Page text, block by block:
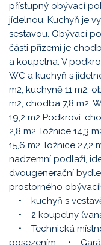
přístupný obývací
jídelnou. Kuchyň je
sestavou. Obývací
části přízemí je
a koupelna. V
WC a kuchyň s
m2, kuchyně 11 m2,
m2, chodba 7,8 m2,
19,2 m2 Podkroví:
2,8 m2, ložnice 14,3
15,6 m2, ložnice
nadzemní podlaží,
dvougenerační
prostorného
• kuchyň s
• 2 koupelny
• Technická
posezením •